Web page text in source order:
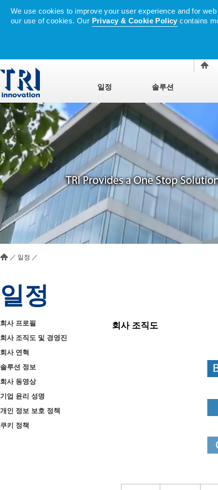
We use cookies to improve your user experience and for
our use of cookies. Our Privacy & Cookie Policy contains
일정 솔루션
／ 일정 ／
일정
회사 프로필
회사 조직도 및 경영진
회사 연혁
솔루션 정보
회사 동영상
기업 윤리 성명
개인 정보 보호 정책
쿠키 정책
회사 조직도